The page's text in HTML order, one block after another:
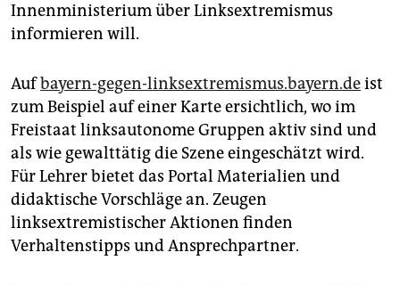
Innenministerium über Linksextremismus
informieren will.
Aufbayern-gegen-linksextremismus.bayern.deist
zum Beispiel auf einer Karte ersichtlich, wo im
Freistaat linksautonome Gruppen aktiv sind und
als wie gewalttätig die Szene eingeschätzt wird.
Für Lehrer bietet das Portal Materialien und
didaktische Vorschläge an. Zeugen
linksextremistischer Aktionen finden
Verhaltenstipps und Ansprechpartner.